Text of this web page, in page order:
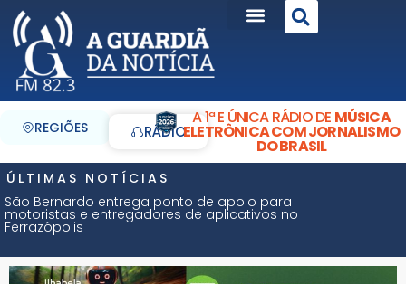
REGIÕES RÁDIO
A 1ª E ÚNICA RÁDIO DE MÚSICA
ELETRÔNICA COM JORNALISMO
DO BRASIL
ÚLTIMAS NOTÍCIAS
São Bernardo entrega ponto de apoio para
motoristas e entregadores de aplicativos no
Ferrazópolis